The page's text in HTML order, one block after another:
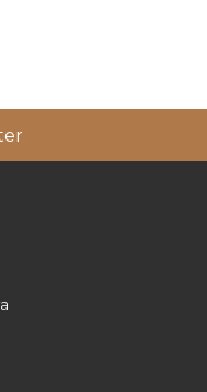
tuoi dati consulta la nostra